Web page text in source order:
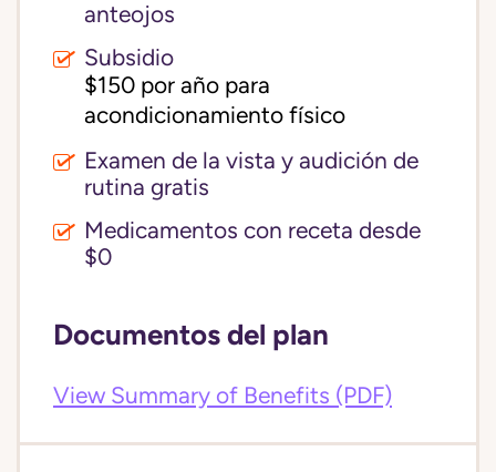
anteojos
Subsidio
$150 por año para
acondicionamiento físico
Examen de la vista y audición de
rutina gratis
Medicamentos con receta desde
$0
Documentos del plan
View Summary of Benefits (PDF)